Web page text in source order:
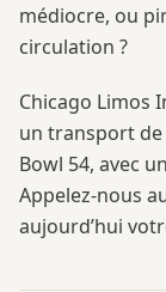
médiocre, ou
circulation ?
Chicago Limos
un transport de
Bowl 54, avec
Appelez-nous
aujourd’hui